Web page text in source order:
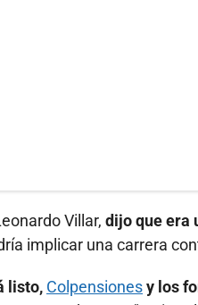
Villar, dijo que era
implicar una carrera
listo, Colpensionesy los